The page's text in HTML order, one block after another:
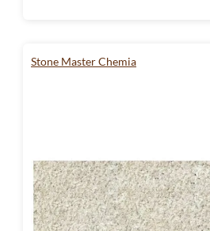
Stone Master Chemia